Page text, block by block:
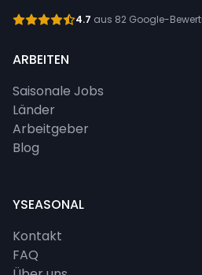
4.7 aus 82 Google-
ARBEITEN
Saisonale Jobs
Länder
Arbeitgeber
Blog
YSEASONAL
Kontakt
FAQ